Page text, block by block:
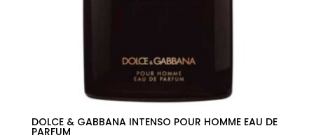
DOLCE & GABBANA INTENSO POUR HOMME EAU DE
PARFUM